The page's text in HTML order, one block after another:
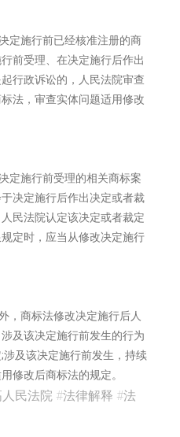
施行前已经核准注册的商
前受理、在决定施行后作出
行政诉讼的，人民法院审查
法，审查实体问题适用修改
施行前受理的相关商标案
决定施行后作出决定或者裁
民法院认定该决定或者裁定
定时，应当从修改决定施行
商标法修改决定施行后人
及该决定施行前发生的行为
及该决定施行前发生，持续
修改后商标法的规定。
民法院 #法律解释 #法